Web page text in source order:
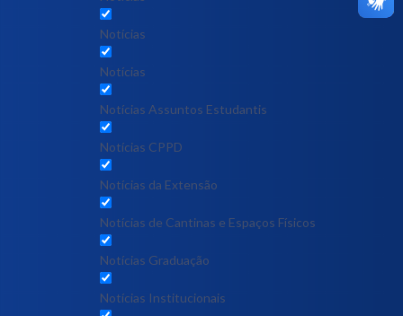
Notícias
Notícias
Notícias Assuntos Estudantis
Notícias CPPD
Notícias da Extensão
Notícias de Cantinas e Espaços Físicos
Notícias Graduação
Notícias Institucionais